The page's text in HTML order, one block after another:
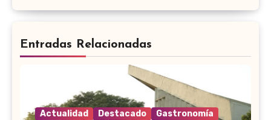
Entradas Relacionadas
Actualidad Destacado Gastronomía